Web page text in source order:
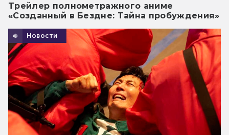
Трейлер полнометражного аниме
«Созданный в Бездне: Тайна пробуждения»
Новости